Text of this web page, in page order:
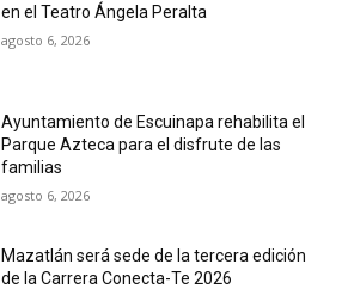
en el Teatro Ángela Peralta
agosto 6, 2026
Ayuntamiento de Escuinapa rehabilita el
Parque Azteca para el disfrute de las
familias
agosto 6, 2026
Mazatlán será sede de la tercera edición
de la Carrera Conecta-Te 2026